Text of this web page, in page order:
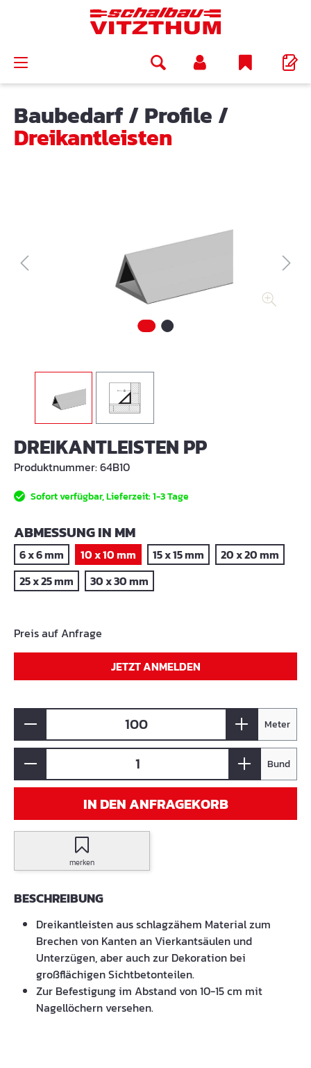
Baubedarf/Profile /
Dreikantleisten
DREIKANTLEISTEN PP
Produktnummer:64B10
Sofort verfügbar, Lieferzeit: 1-3 Tage
ABMESSUNG IN MMAUSWÄHLEN
6 x 6 mm 10 x 10 mm 15 x 15 mm
20 x 20 mm
25 x 25 mm
30 x 30 mm
Preis auf Anfrage
JETZT ANMELDEN
Meter
Bund
IN DEN ANFRAGEKORB
merken
BESCHREIBUNG
Dreikantleisten aus schlagzähem Material zum
Brechen von Kanten an Vierkantsäulen und
Unterzügen, aber auch zur Dekoration bei
großflächigen Sichtbetonteilen.
Zur Befestigung im Abstand von 10-15 cm mit
Nagellöchern versehen.